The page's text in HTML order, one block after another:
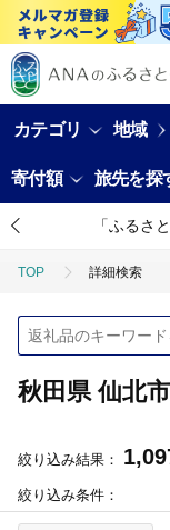
カテゴリ 地域
寄付額 旅先を探
「ふるさ
TOP 詳細検索
秋田県 仙北
絞り込み結果：
絞り込み条件：